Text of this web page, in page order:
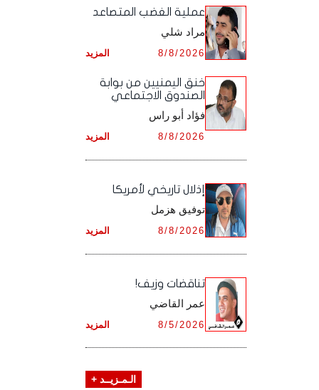
أرشيف شهر نـوفـمـبـر ,
أرشيف شهر ديـسـمـبـر ,
أرشيف شهر أكـتـوبـر ,
أرشيف شهر نـوفـمـبـر ,
أرشيف شهر ديـسـمـبـر ,
أرشيف شهر سـبـتـمـبـر ,
أرشيف شهر أكـتـوبـر ,
أرشيف شهر نـوفـمـبـر ,
أرشيف شهر ديـسـمـبـر ,
‏عملية الغضب المتصاعد
مراد شلي
المزيد 8/8/2026
خنق اليمنيين من بوابة
الصندوق الاجتماعي
فؤاد أبو راس
المزيد 8/8/2026
إذلال تاريخي لأمريكا
توفيق هزمل
المزيد 8/8/2026
تناقضات وزيف!
عمر القاضي
المزيد 8/5/2026
الـمـزيــد +